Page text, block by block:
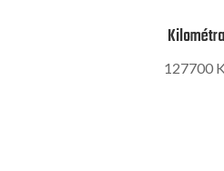
127700